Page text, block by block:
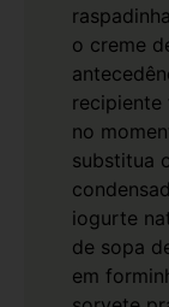
o creme
recipiente
no
substitua
iogurte
de sopa
em